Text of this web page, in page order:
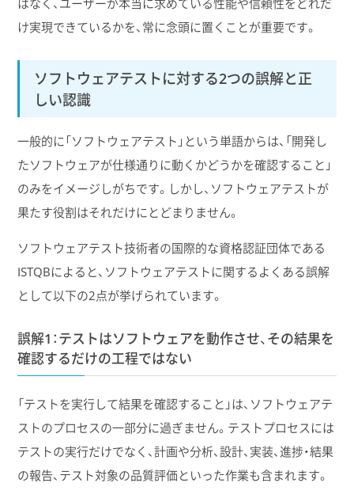
はなく、ユーザーが本当に求めている性能や信頼性をどれだ
け実現できているかを、常に念頭に置くことが重要です。
ソフトウェアテストに対する2つの誤解と正
しい認識
一般的に「ソフトウェアテスト」という単語からは、「開発し
たソフトウェアが仕様通りに動くかどうかを確認すること」
のみをイメージしがちです。しかし、ソフトウェアテストが
果たす役割はそれだけにとどまりません。
ソフトウェアテスト技術者の国際的な資格認証団体である
ISTQBによると、ソフトウェアテストに関するよくある誤解
として以下の2点が挙げられています。
誤解1：テストはソフトウェアを動作させ、その結果を
確認するだけの工程ではない
「テストを実行して結果を確認すること」は、ソフトウェアテ
ストのプロセスの一部分に過ぎません。テストプロセスには
テストの実行だけでなく、計画や分析、設計、実装、進捗・結果
の報告、テスト対象の品質評価といった作業も含まれます。